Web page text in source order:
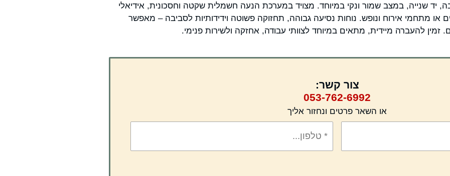
גו 4 מקומות ישיבה, יד שנייה, במצב שמור ונקי במיוחד. מצויד במערכת הנעה חשמלית שקטה וחסכונית, אידיאלי
או מתחמי אירוח ונופש. נוחות נסיעה גבוהה, תחזוקה פשוטה וידידותיות לסביבה – מאפשר
זמין להעברה מיידית, מתאים במיוחד לצוותי עבודה, אחזקה ולשירות פנימי.
צור קשר:
053-762-6992
או השאר פרטים ונחזור אליך